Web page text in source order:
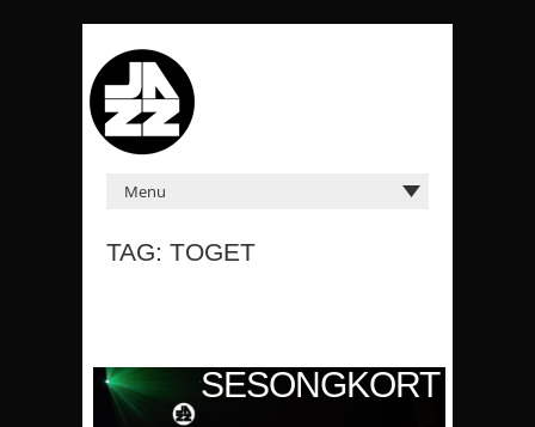
TAG: TOGET
SESONGKORT